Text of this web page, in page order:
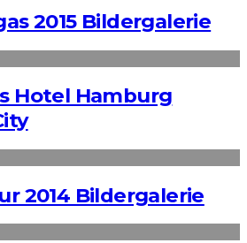
2015 Bildergalerie
Hotel Hamburg
2014 Bildergalerie